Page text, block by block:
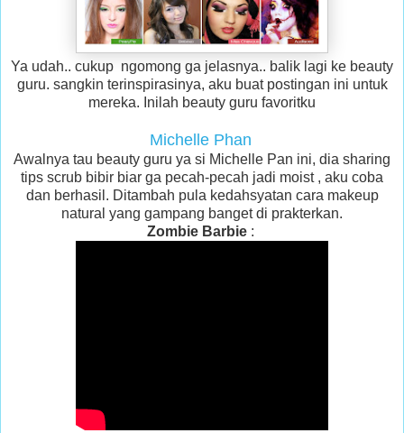
Ya udah.. cukup ngomong ga jelasnya.. balik lagi ke beauty
guru. sangkin terinspirasinya, aku buat postingan ini untuk
mereka. Inilah beauty guru favoritku
Michelle Phan
Awalnya tau beauty guru ya si Michelle Pan ini, dia sharing
tips scrub bibir biar ga pecah-pecah jadi moist , aku coba
dan berhasil. Ditambah pula kedahsyatan cara makeup
natural yang gampang banget di prakterkan.
Zombie Barbie :